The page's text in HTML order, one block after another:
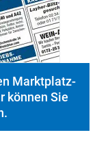
Marktplatz-
können Sie